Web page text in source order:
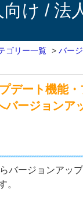
け / 法
ゴリー一覧 > バー
デート機能
バージョンア
バージョンアッ
。